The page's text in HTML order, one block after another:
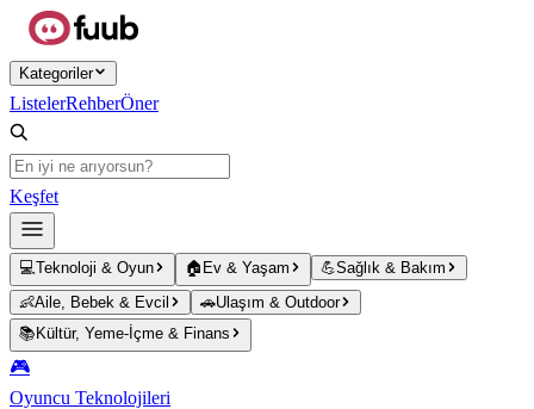
Ana içeriğe atla
Kategoriler
ListelerRehberÖner
Keşfet
💻Teknoloji & Oyun 🏠 Ev & Yaşam 💪Sağlık & Bakım
👶Aile, Bebek & Evcil 🚗Ulaşım & Outdoor
📚 Kültür, Yeme-İçme & Finans
🎮
Oyuncu Teknolojileri